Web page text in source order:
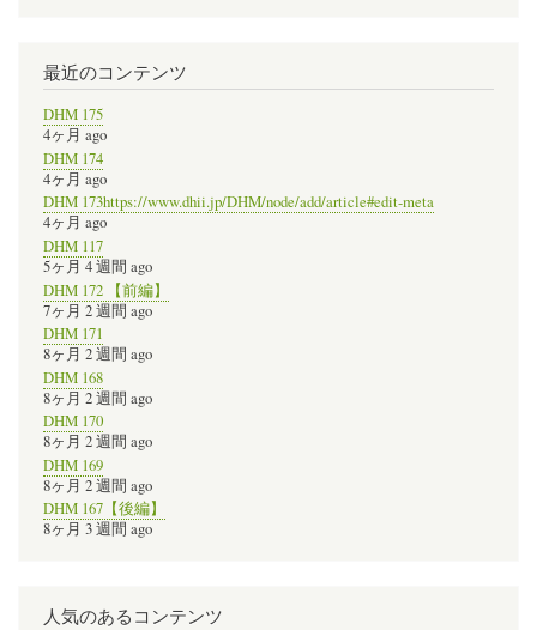
最近のコンテンツ
DHM 175
4ヶ月 ago
DHM 174
4ヶ月 ago
DHM 173https://www.dhii.jp/DHM/node/add/article#edit-meta
4ヶ月 ago
DHM 117
5ヶ月 4 週間 ago
DHM 172 【前編】
7ヶ月 2 週間 ago
DHM 171
8ヶ月 2 週間 ago
DHM 168
8ヶ月 2 週間 ago
DHM 170
8ヶ月 2 週間 ago
DHM 169
8ヶ月 2 週間 ago
DHM 167【後編】
8ヶ月 3 週間 ago
人気のあるコンテンツ